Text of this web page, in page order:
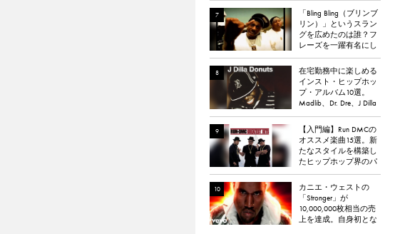
「Bling Bling（ブリンブ
リン）」というスラン
グを広めたのは誰？フ
レーズを一躍有名にし
た楽曲「Bling Bling」に
ついて解説。
在宅勤務中に楽しめる
インスト・ヒップホッ
プ・アルバム10選。
Madlib、Dr. Dre、J Dilla
【入門編】Run DMCの
オススメ楽曲15選。新
たなスタイルを構築し
たヒップホップ界のパ
カニエ・ウェストの
「Stronger」が
10,000,000枚相当の売
上を達成。自身初とな